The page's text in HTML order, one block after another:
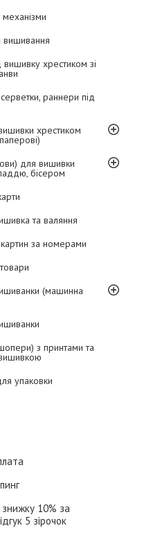
механізми
хрестиком зі
раннери під
хрестиком
для вишивки
бісером
та валяння
за номерами
(машинна
з принтами та
упаковки
10% за
5 зірочок